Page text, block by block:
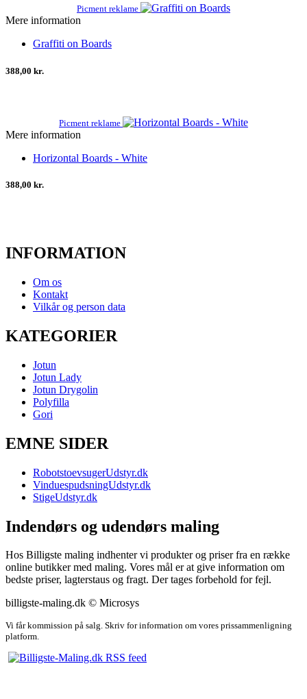
Picment reklame
Mere information
Graffiti on Boards
388,00 kr.
Picment reklame
Mere information
Horizontal Boards - White
388,00 kr.
INFORMATION
Om os
Kontakt
Vilkår og person data
KATEGORIER
Jotun
Jotun Lady
Jotun Drygolin
Polyfilla
Gori
EMNE SIDER
RobotstoevsugerUdstyr.dk
VinduespudsningUdstyr.dk
StigeUdstyr.dk
Indendørs og udendørs maling
Hos Billigste maling indhenter vi produkter og priser fra en række
online butikker med maling. Vores mål er at give information om
bedste priser, lagterstaus og fragt. Der tages forbehold for fejl.
billigste-maling.dk © Microsys
Vi får kommission på salg. Skriv for information om vores prissammenligning
platform.